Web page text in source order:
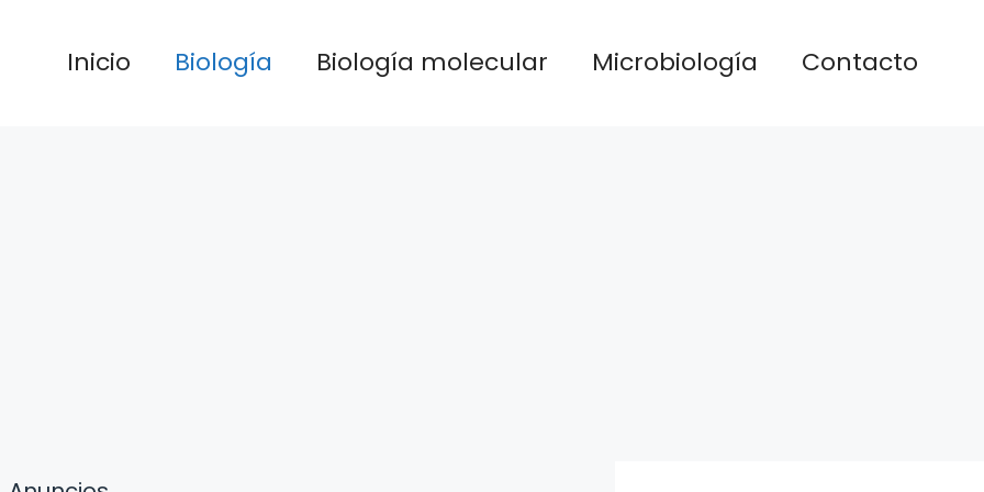
Inicio Biología Biología molecular Microbiología Contacto